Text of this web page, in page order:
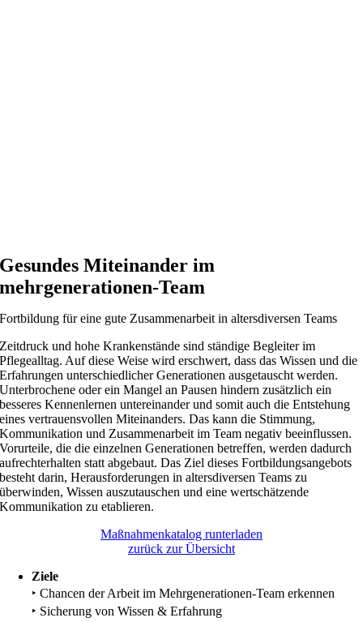
Gesundes Miteinander im
mehrgenerationen-Team
Fortbildung für eine gute Zusammenarbeit in altersdiversen Teams
Zeitdruck und hohe Krankenstände sind ständige Begleiter im
Pflegealltag. Auf diese Weise wird erschwert, dass das Wissen und die
Erfahrungen unterschiedlicher Generationen ausgetauscht werden.
Unterbrochene oder ein Mangel an Pausen hindern zusätzlich ein
besseres Kennenlernen untereinander und somit auch die Entstehung
eines vertrauensvollen Miteinanders. Das kann die Stimmung,
Kommunikation und Zusammenarbeit im Team negativ beeinflussen.
Vorurteile, die die einzelnen Generationen betreffen, werden dadurch
aufrechterhalten statt abgebaut. Das Ziel dieses Fortbildungsangebots
besteht darin, Herausforderungen in altersdiversen Teams zu
überwinden, Wissen auszutauschen und eine wertschätzende
Kommunikation zu etablieren.
Maßnahmenkatalog runterladen
zurück zur Übersicht
Ziele
‣Chancen der Arbeit im Mehrgenerationen-Team erkennen
‣ Sicherung von Wissen & Erfahrung